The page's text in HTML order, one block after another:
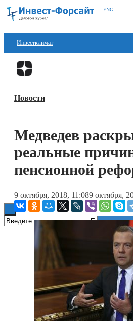
ENG
Инвестклимат
Финансы
Блокчейн
Технологии
Новости
Медведев
реальные
пенсионной
9 октября, 2018, 11:089 октября,